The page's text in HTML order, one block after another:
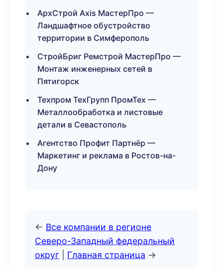
АрхСтрой Axis МастерПро —
Ландшафтное обустройство
территории в Симферополь
СтройБриг Ремстрой МастерПро —
Монтаж инженерных сетей в
Пятигорск
Техпром ТехГрупп ПромТех —
Металлообработка и листовые
детали в Севастополь
Агентство Профит Партнёр —
Маркетинг и реклама в Ростов-на-
Дону
← Все компании в регионе
Северо-Западный федеральный
округ
Главная страница →